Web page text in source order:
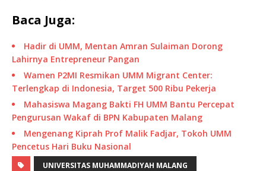
Baca Juga:
Hadir di UMM, Mentan Amran Sulaiman Dorong
Lahirnya Entrepreneur Pangan
Wamen P2MI Resmikan UMM Migrant Center:
Terlengkap di Indonesia, Target 500 Ribu Pekerja
Mahasiswa Magang Bakti FH UMM Bantu Percepat
Pengurusan Wakaf di BPN Kabupaten Malang
Mengenang Kiprah Prof Malik Fadjar, Tokoh UMM
Pencetus Hari Buku Nasional
UNIVERSITAS MUHAMMADIYAH MALANG